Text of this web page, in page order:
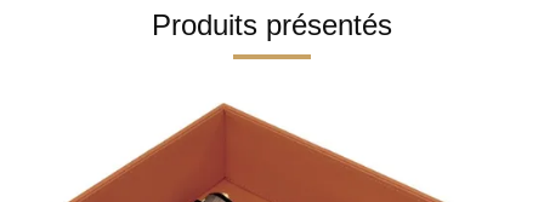
Produits présentés